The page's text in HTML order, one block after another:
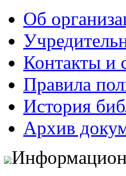
Об
Контакты и
Правила
История
Архив